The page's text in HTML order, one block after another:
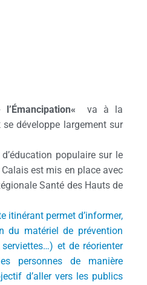
’ Émancipation«
va à la
développe largement sur
populaire sur le
est mis en place avec
Santé des Hauts de
itinérant permet d’informer,
du matériel de prévention
et de réorienter
personnes de manière
d’aller vers les publics